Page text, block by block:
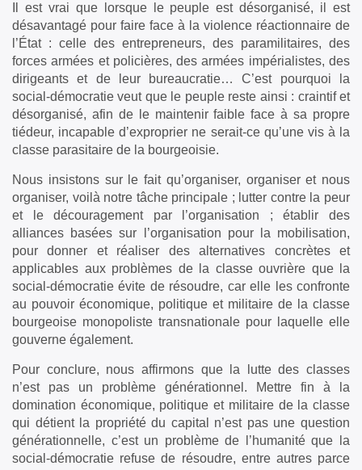
Il est vrai que lorsque le peuple est désorganisé, il est
désavantagé pour faire face à la violence réactionnaire de
l’État : celle des entrepreneurs, des paramilitaires, des
forces armées et policières, des armées impérialistes, des
dirigeants et de leur bureaucratie… C’est pourquoi la
social-démocratie veut que le peuple reste ainsi : craintif et
désorganisé, afin de le maintenir faible face à sa propre
tiédeur, incapable d’exproprier ne serait-ce qu’une vis à la
classe parasitaire de la bourgeoisie.
Nous insistons sur le fait qu’organiser, organiser et nous
organiser, voilà notre tâche principale ; lutter contre la peur
et le découragement par l’organisation ; établir des
alliances basées sur l’organisation pour la mobilisation,
pour donner et réaliser des alternatives concrètes et
applicables aux problèmes de la classe ouvrière que la
social-démocratie évite de résoudre, car elle les confronte
au pouvoir économique, politique et militaire de la classe
bourgeoise monopoliste transnationale pour laquelle elle
gouverne également.
Pour conclure, nous affirmons que la lutte des classes
n’est pas un problème générationnel. Mettre fin à la
domination économique, politique et militaire de la classe
qui détient la propriété du capital n’est pas une question
générationnelle, c’est un problème de l’humanité que la
social-démocratie refuse de résoudre, entre autres parce